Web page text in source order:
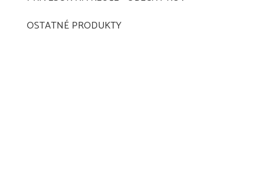
OSTATNÉ PRODUKTY